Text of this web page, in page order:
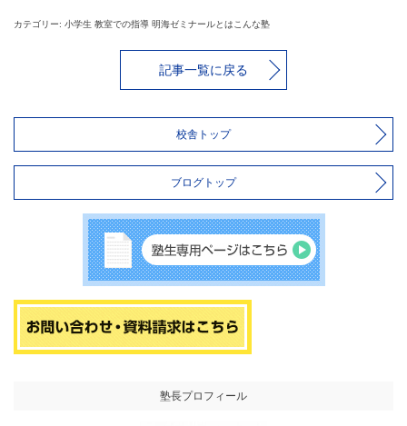
カテゴリー: 小学生 教室での指導 明海ゼミナールとはこんな塾
記事一覧に戻る
校舎トップ
ブログトップ
塾長プロフィール